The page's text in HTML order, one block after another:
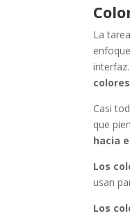
La
Casi
que
hacia
Los
usan
Los